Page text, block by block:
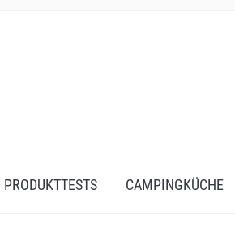
PRODUKTTESTS CAMPINGKÜCHE